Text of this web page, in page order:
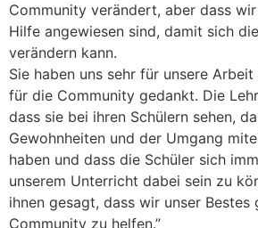
Community verändert, aber dass
Hilfe angewiesen sind, damit sich
verändern kann.
Sie haben uns sehr für unsere
für die Community gedankt. Die
dass sie bei ihren Schülern sehen,
Gewohnheiten und der Umgang
haben und dass die Schüler sich
unserem Unterricht dabei sein zu
ihnen gesagt, dass wir unser Bestes
Community zu helfen.”